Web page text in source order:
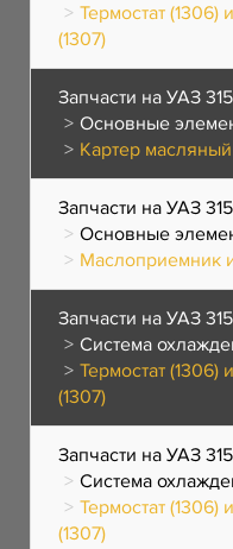
Термостат
(1307)
Запчасти на УАЗ
Основные
Картер
Запчасти на УАЗ
Основные
Маслоприемник и
Запчасти на УАЗ
Система
Термостат
(1307)
Запчасти на УАЗ
Система
Термостат
(1307)